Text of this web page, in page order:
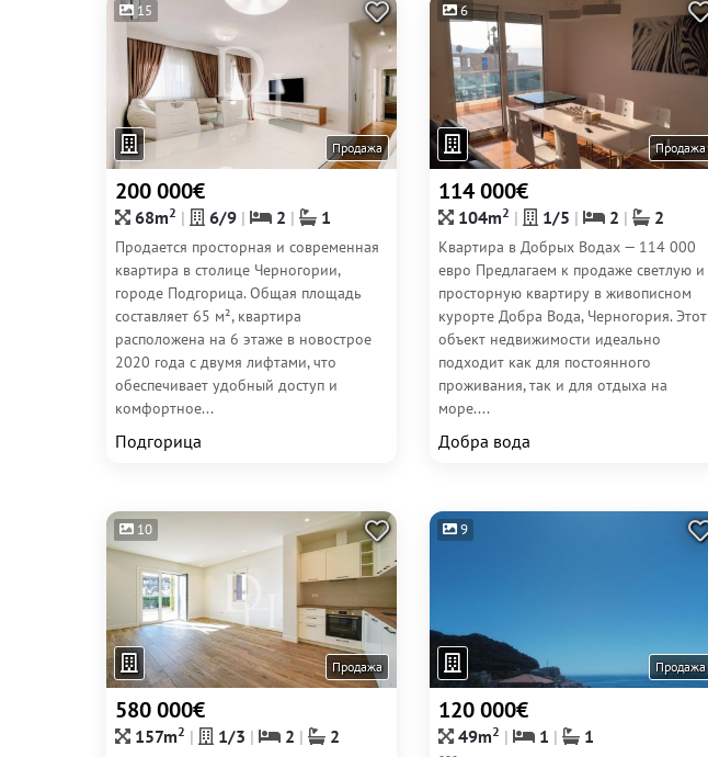
15
Продажа
200 000€
68m2 6/9 2 1
Продается просторная и современная
квартира в столице Черногории,
городе Подгорица. Общая площадь
составляет 65 м², квартира
расположена на 6 этаже в новострое
2020 года с двумя лифтами, что
обеспечивает удобный доступ и
комфортное...
Подгорица
6
Продажа
114 000€
104m2 1/5 2 2
Квартира в Добрых Водах — 114 000
евро Предлагаем к продаже светлую и
просторную квартиру в живописном
курорте Добра Вода, Черногория. Этот
объект недвижимости идеально
подходит как для постоянного
проживания, так и для отдыха на
море....
Добра вода
10
Продажа
580 000€
157m2 1/3 2 2
9
Продажа
120 000€
49m2 1
1